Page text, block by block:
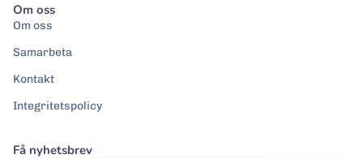
Om oss
Om oss
Samarbeta
Kontakt
Integritetspolicy
Få nyhetsbrev